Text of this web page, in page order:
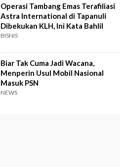
Operasi Tambang Emas Terafiliasi
Astra International di Tapanuli
Dibekukan KLH, Ini Kata Bahlil
BISNIS
Biar Tak Cuma Jadi Wacana,
Menperin Usul Mobil Nasional
Masuk PSN
NEWS